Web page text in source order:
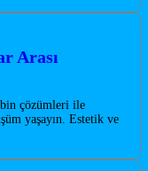
Arası
çözümleri ile
yaşayın. Estetik ve